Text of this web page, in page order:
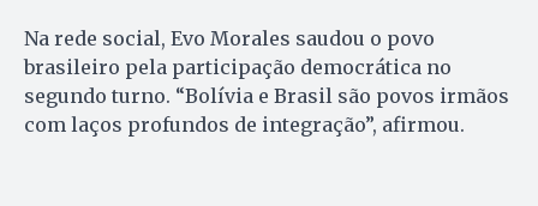
Na rede social, Evo Morales saudou o povo
brasileiro pela participação democrática no
segundo turno. “Bolívia e Brasil são povos irmãos
com laços profundos de integração”, afirmou.